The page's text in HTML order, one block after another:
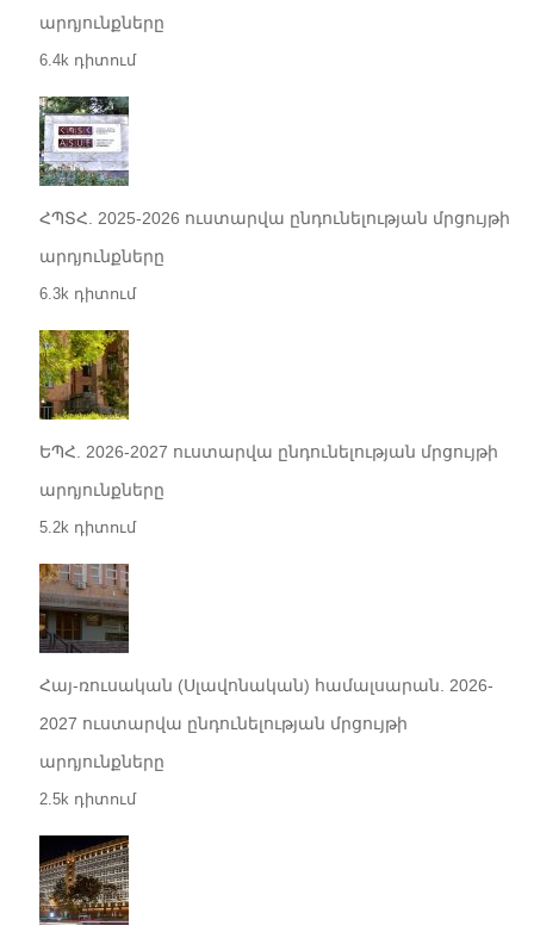
արդյունքները
6.4k դիտում
ՀՊՏՀ. 2025-2026 ուստարվա ընդունելության մրցույթի
արդյունքները
6.3k դիտում
ԵՊՀ. 2026-2027 ուստարվա ընդունելության մրցույթի
արդյունքները
5.2k դիտում
Հայ-ռուսական (Սլավոնական) համալսարան. 2026-
2027 ուստարվա ընդունելության մրցույթի
արդյունքները
2.5k դիտում